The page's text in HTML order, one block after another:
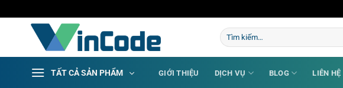
qua
Tìm
kiếm:
TẤT CẢ SẢN PHẨM GIỚI THIỆU DỊCH VỤ BLOG LIÊN HỆ